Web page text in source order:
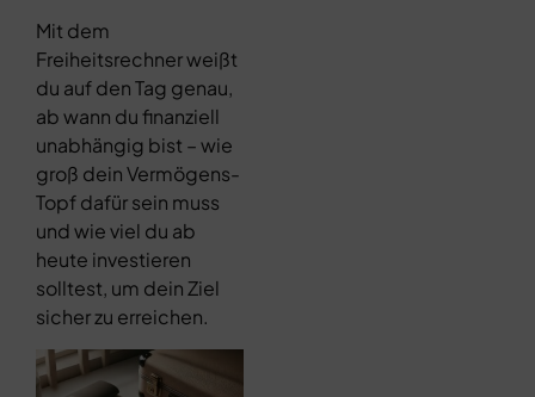
Mit dem
Freiheitsrechner weißt
du auf den Tag genau,
ab wann du finanziell
unabhängig bist – wie
groß dein Vermögens-
Topf dafür sein muss
und wie viel du ab
heute investieren
solltest, um dein Ziel
sicher zu erreichen.